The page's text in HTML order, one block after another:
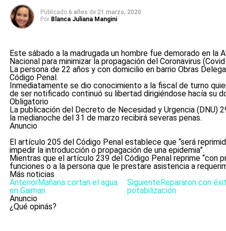
Publicado 6 años de 21 marzo, 2020
Por Blanca Juliana Mangini
Este sábado a la madrugada un hombre fue demorado en la
Nacional para minimizar la propagación del Coronavirus
La persona de 22 años y con domicilio en barrio Obras
Código Penal.
Inmediatamente se dio conocimiento a la fiscal de turno
de ser notificado continuó su libertad dirigiéndose hacía su
Obligatorio
La publicación del Decreto de Necesidad y Urgencia (DNU)
la medianoche del 31 de marzo recibirá severas penas.
Anuncio
El artículo 205 del Código Penal establece que “será
impedir la introducción o propagación de una epidemia”.
Mientras que el artículo 239 del Código Penal reprime “con
funciones o a la persona que le prestare asistencia a
Más noticias
SiguienteRepararon con
potabilización
AnteriorMañana cortan el agua
en Gaiman
Anuncio
¿Qué opinás?